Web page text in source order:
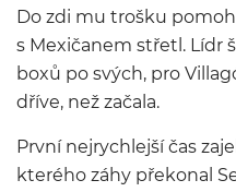
Do zdi mu trošku
s Mexičanem střetl. Lídr
boxů po svých, pro
dříve, než začala.
První nejrychlejší čas
kterého záhy překonal